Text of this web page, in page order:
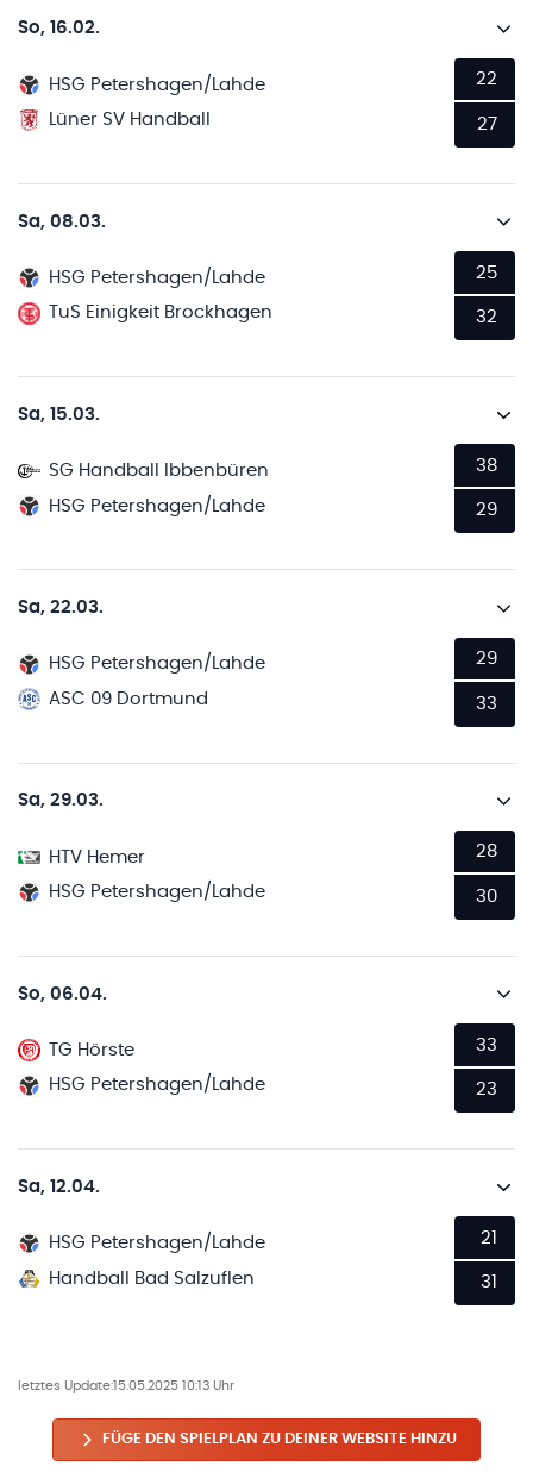
So, 16.02.
HSG Petershagen/Lahde
Lüner SV Handball
22
27
Sa, 08.03.
HSG Petershagen/Lahde
TuS Einigkeit Brockhagen
25
32
Sa, 15.03.
SG Handball Ibbenbüren
HSG Petershagen/Lahde
38
29
Sa, 22.03.
HSG Petershagen/Lahde
ASC 09 Dortmund
29
33
Sa, 29.03.
HTV Hemer
HSG Petershagen/Lahde
28
30
So, 06.04.
TG Hörste
HSG Petershagen/Lahde
33
23
Sa, 12.04.
HSG Petershagen/Lahde
Handball Bad Salzuflen
21
31
letztes Update:15.05.2025 10:13 Uhr
FÜGE DEN SPIELPLAN ZU DEINER WEBSITE HINZU